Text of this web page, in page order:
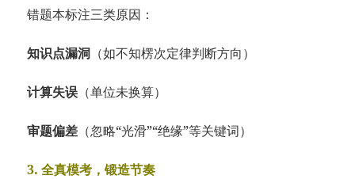
错题本标注三类原因：
知识点漏洞 （如不知楞次定律判断方向）
计算失误 （单位未换算）
审题偏差 （忽略“光滑”“绝缘”等关键词）
3. 全真模考，锻造节奏